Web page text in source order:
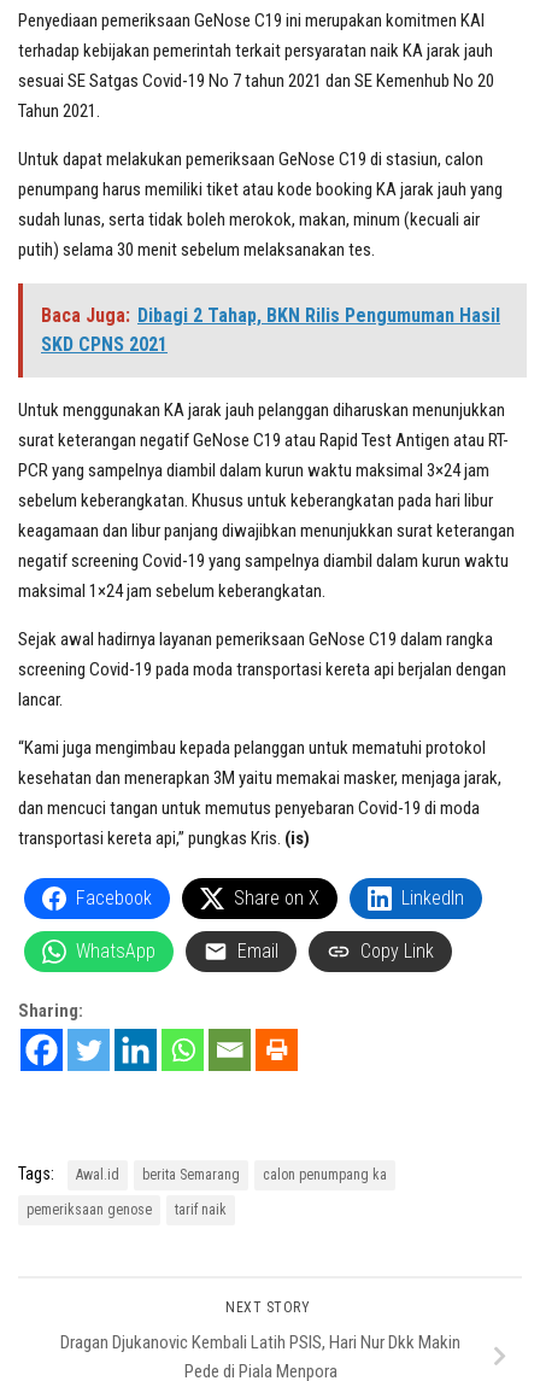
Penyediaan pemeriksaan GeNose C19 ini merupakan komitmen KAI
terhadap kebijakan pemerintah terkait persyaratan naik KA jarak jauh
sesuai SE Satgas Covid-19 No 7 tahun 2021 dan SE Kemenhub No 20
Tahun 2021.
Untuk dapat melakukan pemeriksaan GeNose C19 di stasiun, calon
penumpang harus memiliki tiket atau kode booking KA jarak jauh yang
sudah lunas, serta tidak boleh merokok, makan, minum (kecuali air
putih) selama 30 menit sebelum melaksanakan tes.
Baca Juga: Dibagi 2 Tahap, BKN Rilis Pengumuman Hasil
SKD CPNS 2021
Untuk menggunakan KA jarak jauh pelanggan diharuskan menunjukkan
surat keterangan negatif GeNose C19 atau Rapid Test Antigen atau RT-
PCR yang sampelnya diambil dalam kurun waktu maksimal 3×24 jam
sebelum keberangkatan. Khusus untuk keberangkatan pada hari libur
keagamaan dan libur panjang diwajibkan menunjukkan surat keterangan
negatif screening Covid-19 yang sampelnya diambil dalam kurun waktu
maksimal 1×24 jam sebelum keberangkatan.
Sejak awal hadirnya layanan pemeriksaan GeNose C19 dalam rangka
screening Covid-19 pada moda transportasi kereta api berjalan dengan
lancar.
“Kami juga mengimbau kepada pelanggan untuk mematuhi protokol
kesehatan dan menerapkan 3M yaitu memakai masker, menjaga jarak,
dan mencuci tangan untuk memutus penyebaran Covid-19 di moda
transportasi kereta api,” pungkas Kris. (is)
Facebook Share on X LinkedIn
WhatsApp Email Copy Link
Sharing:
Tags: Awal.id berita Semarang calon penumpang ka
pemeriksaan genose tarif naik
NEXT STORY
Dragan Djukanovic Kembali Latih PSIS, Hari Nur Dkk Makin
Pede di Piala Menpora